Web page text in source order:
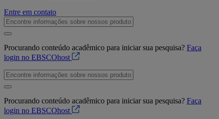
Entre em contato
Procurando conteúdo acadêmico para iniciar sua pesquisa? Faça
login no EBSCOhost
Procurando conteúdo acadêmico para iniciar sua pesquisa? Faça
login no EBSCOhost